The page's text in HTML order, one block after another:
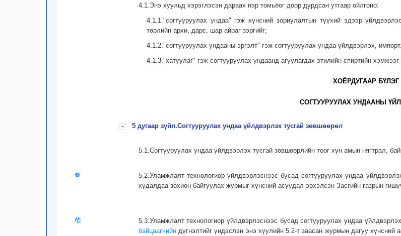
4.1.Энэ хуульд хэрэглэсэн дараах нэр томьёог доор дурдсан утгаар ойлгоно:
4.1.1."согтууруулах ундаа" гэж хүнсний зориулалтын түүхий эдээр
төрлийн архи, дарс, шар айраг зэргийг;
4.1.2."согтууруулах ундааны эргэлт" гэж согтууруулах ундаа үйлдвэрлэх,
4.1.3."хатуулаг" гэж согтууруулах ундаанд агуулагдах этилийн спиртийн
ХОЁРДУГААР БҮЛЭГ
СОГТУУРУУЛАХ УНДААНЫ
5 дугаар зүйл.Согтууруулах ундаа үйлдвэрлэх тусгай зөвшөөрөл
5.1.Согтууруулах ундаа үйлдвэрлэх тусгай зөвшөөрлийн тоог хүн амын нягтрал,
5.2.Уламжлалт технологиор үйлдвэрлэснээс бусад согтууруулах ундаа
худалдаа зохион байгуулах журмыг хүнсний асуудал эрхэлсэн Засгийн газрын
5.3.Уламжлалт технологиор үйлдвэрлэснээс бусад согтууруулах ундаа
байцаагчийн дүгнэлтийг үндэслэн энэ хуулийн 5.2-т заасан журмын дагуу